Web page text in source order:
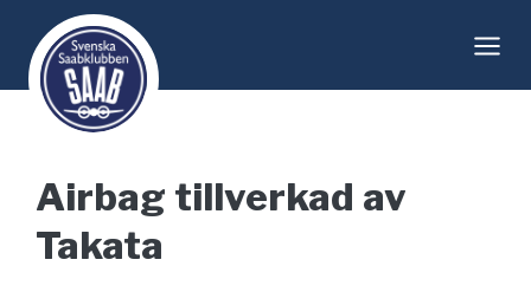
content
Airbag tillverkad av
Takata